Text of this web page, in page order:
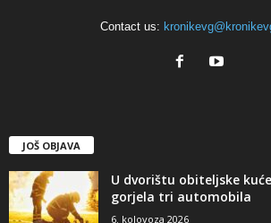
Contact us:
JOŠ OBJAVA
U dvorištu obiteljske
gorjela tri automobila
6. kolovoza 2026